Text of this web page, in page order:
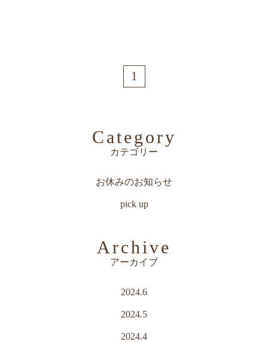
1
Category
カテゴリー
お休みのお知らせ
pick up
Archive
アーカイブ
2024.6
2024.5
2024.4